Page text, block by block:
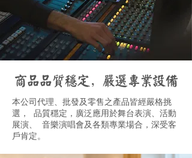
商品品質穩定，嚴選專業設備
本公司代理、批發及零售之產品皆經嚴格挑
選， 品質穩定，廣泛應用於舞台表演、活動
展演、 音樂演唱會及各類專業場合，深受客
戶肯定。